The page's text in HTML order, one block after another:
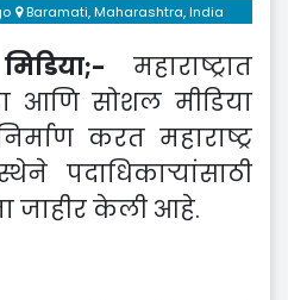
Baramati, Maharashtra, India
महाराष्ट्रात
आणि सोशल मीडिया
करत महाराष्ट्र
पदाधिकाऱ्यांसाठी
जाहीर केली आहे.